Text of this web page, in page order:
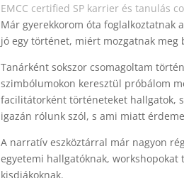
EMCC certified SP karrier és tanulás
Már gyerekkorom óta foglalkoztatnak
jó egy történet, miért mozgatnak meg
Tanárként sokszor csomagoltam
szimbólumokon keresztül próbálom
facilitátorként történeteket hallgatok,
igazán rólunk szól, s ami miatt
A narratív eszköztárral már nagyon
egyetemi hallgatóknak,
kisdiákoknak.